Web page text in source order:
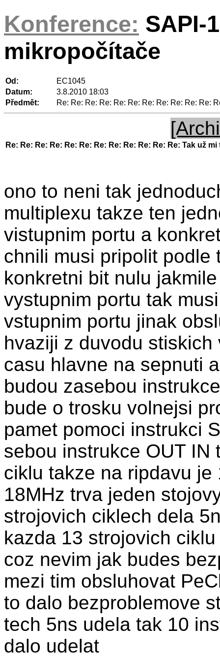
Konference: SAPI-
mikropočítače
Od:
EC1045
Datum:
3.8.2010 18:03
Předmět:
Re: Re: Re: Re: Re: Re: Re: Re: Re: Re: Re:
Re: Re: Re: Re: Re: Re: Re: Re: Re: Re: Re: Re: Tak už
ono to neni tak
multiplexu takze ten
vistupnim portu a
chnili musi pripolit podle
konkretni bit nulu
vystupnim portu tak
vstupnim portu jinak
hvaziji z duvodu
casu hlavne na sepnuti
budou zasebou
bude o trosku volnejsi
pamet pomoci instrukci
sebou instrukce OUT
ciklu takze na ripdavu
18MHz trva jeden
strojovich ciklech dela
kazda 13 strojovich
coz nevim jak budes
mezi tim obsluhovat
to dalo bezproblemove
tech 5ns udela tak 10
dalo udelat